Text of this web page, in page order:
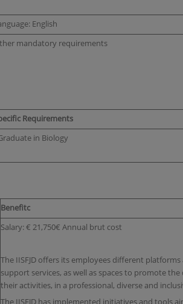
English
mandatory requirements
Requirements
in Biology
Benefitc
Salary: € 21,750€ Annual brut cost
The IISFJD offers its employees different platforms
support services, as well as spaces to promote
their activities, in a professional, diverse and